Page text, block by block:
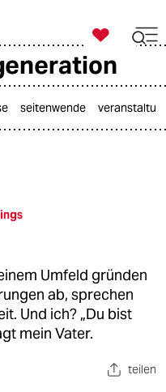

taz zahl ich
seitenwende
Umfeld gründen
ab, sprechen
Und ich? „Du bist
mein Vater.
teilen